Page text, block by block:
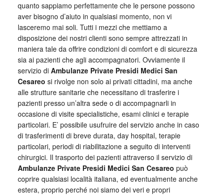
quanto sappiamo perfettamente che le persone possono
aver bisogno d’aiuto in qualsiasi momento, non vi
lasceremo mai soli. Tutti i mezzi che mettiamo a
disposizione dei nostri clienti sono sempre attrezzati in
maniera tale da offrire condizioni di comfort e di sicurezza
sia ai pazienti che agli accompagnatori. Ovviamente il
servizio di Ambulanze Private Presidi Medici San
Cesareo si rivolge non solo ai privati cittadini, ma anche
alle strutture sanitarie che necessitano di trasferire i
pazienti presso un’altra sede o di accompagnarli in
occasione di visite specialistiche, esami clinici e terapie
particolari. E’ possibile usufruire del servizio anche in caso
di trasferimenti di breve durata, day hospital, terapie
particolari, periodi di riabilitazione a seguito di interventi
chirurgici. Il trasporto dei pazienti attraverso il servizio di
Ambulanze Private Presidi Medici San Cesareo può
coprire qualsiasi località italiana, ed eventualmente anche
estera, proprio perché noi siamo dei veri e propri